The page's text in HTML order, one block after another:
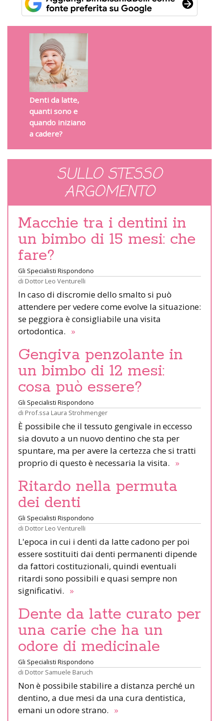
Denti da latte,
quanti sono e
quando iniziano
a cadere?
SULLO STESSO
ARGOMENTO
Macchie tra i dentini in
un bimbo di 15 mesi: che
fare?
Gli Specialisti Rispondono
di Dottor Leo Venturelli
In caso di discromie dello smalto si può
attendere per vedere come evolve la situazione:
se peggiora è consigliabile una visita
ortodontica. »
Gengiva penzolante in
un bimbo di 12 mesi:
cosa può essere?
Gli Specialisti Rispondono
di Prof.ssa Laura Strohmenger
È possibile che il tessuto gengivale in eccesso
sia dovuto a un nuovo dentino che sta per
spuntare, ma per avere la certezza che si tratti
proprio di questo è necessaria la visita. »
Ritardo nella permuta
dei denti
Gli Specialisti Rispondono
di Dottor Leo Venturelli
L'epoca in cui i denti da latte cadono per poi
essere sostituiti dai denti permanenti dipende
da fattori costituzionali, quindi eventuali
ritardi sono possibili e quasi sempre non
significativi. »
Dente da latte curato per
una carie che ha un
odore di medicinale
Gli Specialisti Rispondono
di Dottor Samuele Baruch
Non è possibile stabilire a distanza perché un
dentino, a due mesi da una cura dentistica,
emani un odore strano. »